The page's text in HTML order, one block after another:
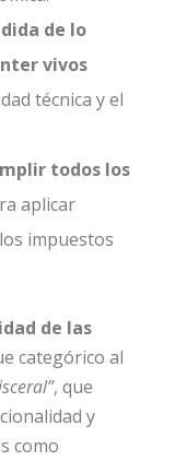
de lo
vivos
técnica y el
todos los
aplicar
impuestos
de las
categórico al
, que
y
como